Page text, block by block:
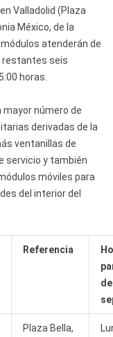
Valladolid (Plaza
México, de la
atenderán de
restantes seis
horas.
mayor número de
derivadas de la
ventanillas de
servicio y también
móviles para
del interior del
Referencia
de
Plaza Bella,